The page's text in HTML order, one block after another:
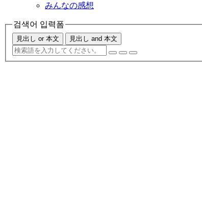
みんなの感想
검색어 입력폼
見出し or 本文 見出し and 本文